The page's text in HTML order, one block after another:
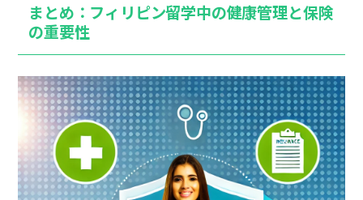
まとめ：フィリピン留学中の健康管理と保険
の重要性